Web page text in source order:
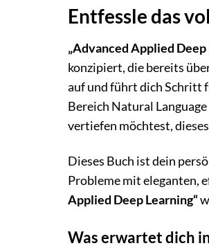
Entfessle das
„Advanced Applied Deep
konzipiert, die bereits
auf und führt dich Schritt
Bereich Natural
vertiefen möchtest,
Dieses Buch ist dein
Probleme mit eleganten,
Applied Deep Learning“
Was erwartet dich